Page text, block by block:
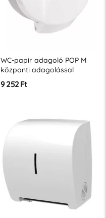
WC-papír adagoló POP M
központi adagolással
9 252 Ft